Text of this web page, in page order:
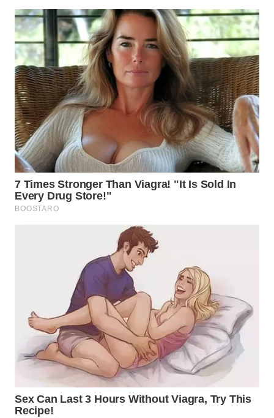
WN
PRIANGAN
TIMUR
WN
SEMARANG
WN
SOLO
WN
BOROBUDUR
WN
NATUNA
WN
BINTAN
WN
MANDALIKA